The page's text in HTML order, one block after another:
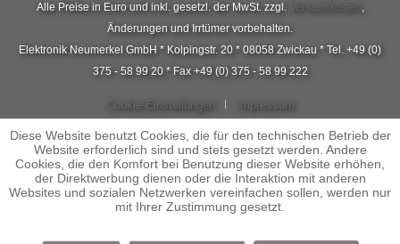
Alle Preise in Euro und inkl. gesetzl. der MwSt. zzgl. Versandkosten
,
Änderungen und Irrtümer vorbehalten.
Elektronik Neumerkel GmbH * Kolpingstr. 20 * 08058 Zwickau * Tel. +49 (0)
375 - 58 99 20 * Fax +49 (0) 375 - 58 99 222
Cookie-Einstellungen Impressum
Diese Website benutzt Cookies, die für den technischen Betrieb der
Website erforderlich sind und stets gesetzt werden. Andere
Cookies, die den Komfort bei Benutzung dieser Website erhöhen,
der Direktwerbung dienen oder die Interaktion mit anderen
Websites und sozialen Netzwerken vereinfachen sollen, werden nur
mit Ihrer Zustimmung gesetzt.